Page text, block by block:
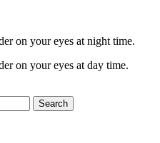
on your eyes at night time.
on your eyes at day time.
Search